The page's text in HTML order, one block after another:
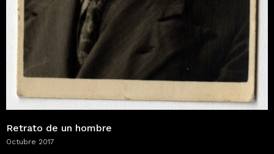
Retrato de un hombre
Octubre 2017